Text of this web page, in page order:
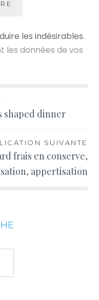
les indésirables.
les données de vos
shaped dinner
SUIVANTE
frais en conserve,
appertisation